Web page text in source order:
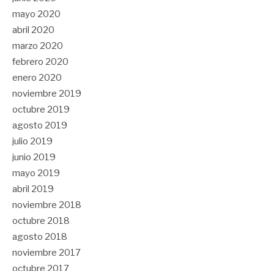
mayo 2020
abril 2020
marzo 2020
febrero 2020
enero 2020
noviembre 2019
octubre 2019
agosto 2019
julio 2019
junio 2019
mayo 2019
abril 2019
noviembre 2018
octubre 2018
agosto 2018
noviembre 2017
octubre 2017